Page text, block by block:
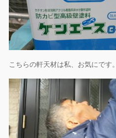
こちらの軒天材は私、お気にです。